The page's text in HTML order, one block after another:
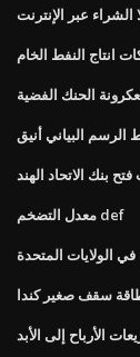
الشراء عبر الإنترنت
انتاج النفط الخام
الحنك الفضية
الرسم البياني أنيق
بنك الاتحاد الهند
معدل التضخم def
في الولايات المتحدة
سقف صغير كندا
الأرباح إلى الأبد